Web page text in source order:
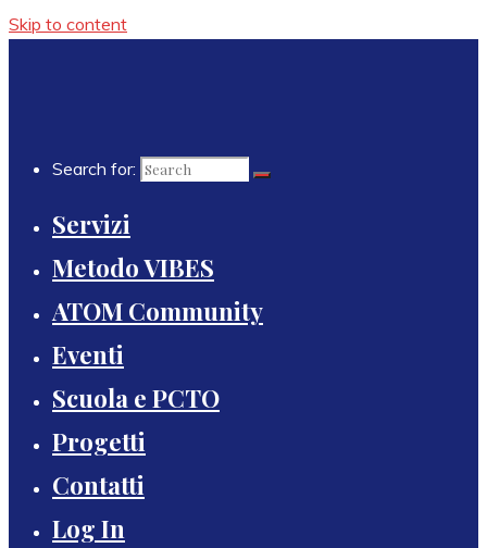
Skip to content
Search for:
Servizi
Metodo VIBES
ATOM Community
Eventi
Scuola e PCTO
Progetti
Contatti
Log In